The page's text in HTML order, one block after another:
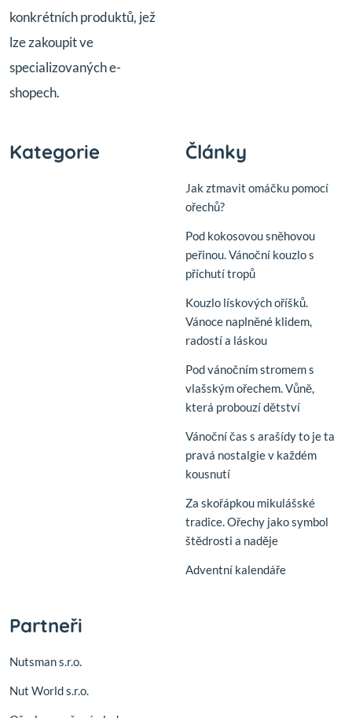
konkrétních produktů, jež
lze zakoupit ve
specializovaných e-
shopech.
Kategorie Články
Jak ztmavit omáčku pomocí
ořechů?
Pod kokosovou sněhovou
peřinou. Vánoční kouzlo s
příchutí tropů
Kouzlo lískových oříšků.
Vánoce naplněné klidem,
radostí a láskou
Pod vánočním stromem s
vlašským ořechem. Vůně,
která probouzí dětství
Vánoční čas s arašídy to je ta
pravá nostalgie v každém
kousnutí
Za skořápkou mikulášské
tradice. Ořechy jako symbol
štědrosti a naděje
Adventní kalendáře
Partneři
Nutsman s.r.o.
Nut World s.r.o.